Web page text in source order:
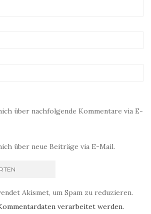
über nachfolgende Kommentare via E-
über neue Beiträge via E-Mail.
Akismet, um Spam zu reduzieren.
verarbeitet werden.